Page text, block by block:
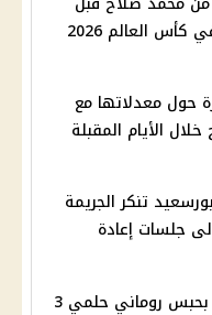
العالم 2026
حول معدلاتها مع
الأيام المقبلة
تنكر الجريمة
جلسات إعادة
جنح الأزبكية تقضي بحبس روماني حلمي 3